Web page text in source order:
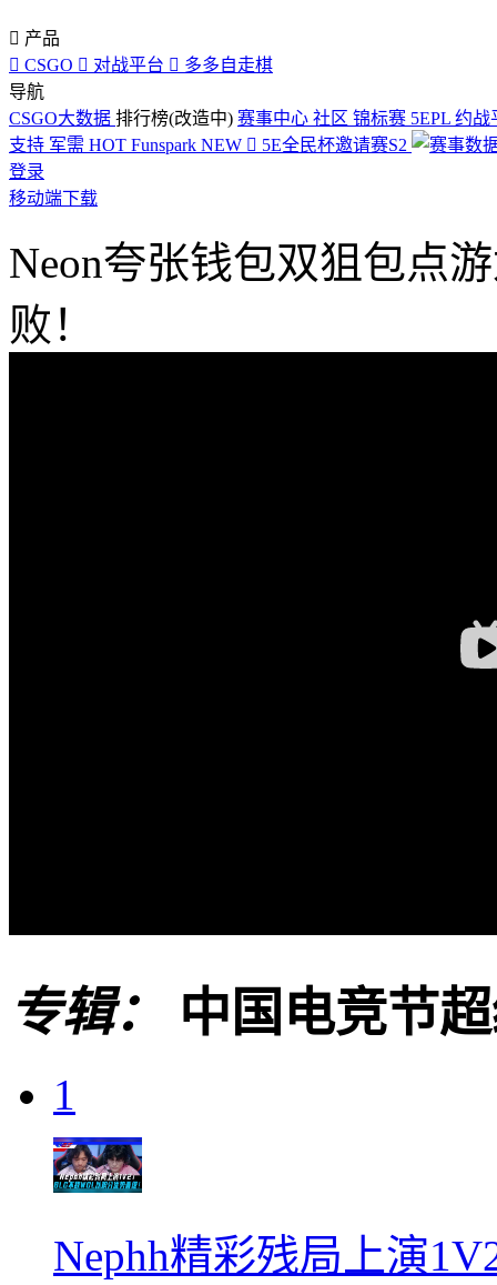
 产品
 CSGO  对战平台  多多自走棋
导航
CSGO大数据 排行榜(改造中) 赛事中心 社区 锦标赛 5EPL 约战
支持 军需 HOT Funspark NEW  5E全民杯邀请赛S2
登录
移动端下载
Neon夸张钱包双狙包点
败！
专辑： 中国电竞节
1
Nephh精彩残局上演